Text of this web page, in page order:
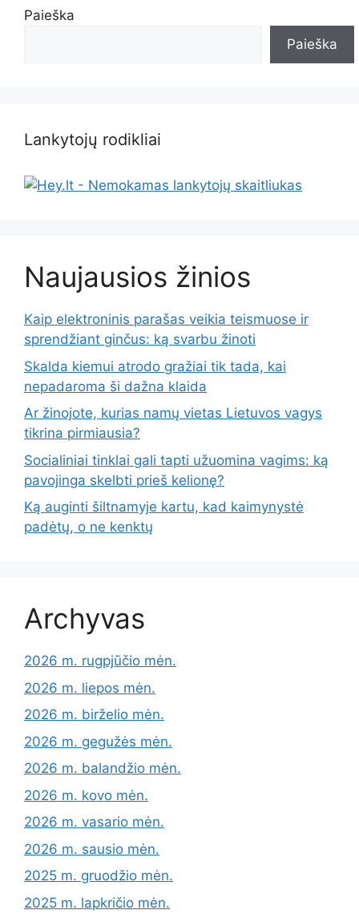
Paieška
Paieška
Lankytojų rodikliai
Naujausios žinios
Kaip elektroninis parašas veikia teismuose ir
sprendžiant ginčus: ką svarbu žinoti
Skalda kiemui atrodo gražiai tik tada, kai
nepadaroma ši dažna klaida
Ar žinojote, kurias namų vietas Lietuvos vagys
tikrina pirmiausia?
Socialiniai tinklai gali tapti užuomina vagims: ką
pavojinga skelbti prieš kelionę?
Ką auginti šiltnamyje kartu, kad kaimynystė
padėtų, o ne kenktų
Archyvas
2026 m. rugpjūčio mėn.
2026 m. liepos mėn.
2026 m. birželio mėn.
2026 m. gegužės mėn.
2026 m. balandžio mėn.
2026 m. kovo mėn.
2026 m. vasario mėn.
2026 m. sausio mėn.
2025 m. gruodžio mėn.
2025 m. lapkričio mėn.